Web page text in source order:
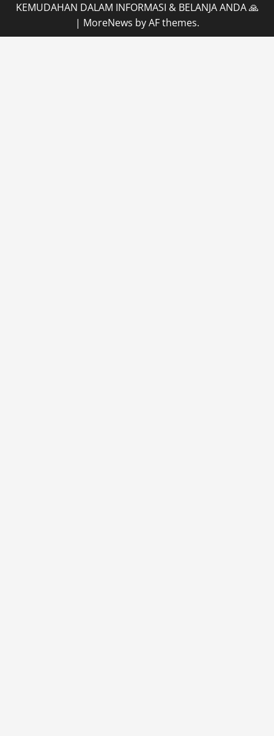
KEMUDAHAN DALAM INFORMASI & BELANJA ANDA 🙏
| MoreNews by AF themes.